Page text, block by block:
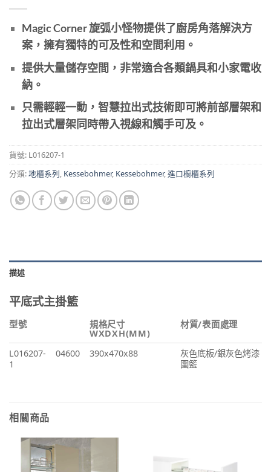
Magic Corner 旋弧小怪物提供了廚房角落解決方
案，擁有獨特的可及性和空間利用。
提供大量儲存空間，非常適合各類鍋具和小家電收
納。
只需輕輕一動，智慧拉出式技術即可將前部層架和
拉出式層架同時帶入視線和觸手可及。
貨號: L016207-1
分類:地櫃系列, Kessebohmer, Kessebohmer,進口櫥櫃系列
描述
平底式主掛籃
型號 規格尺寸
WXDXH(MM)
材質/表面處理
L016207-
1
04600 390x470x88
灰色底板/銀灰色烤漆
圍籃
相關商品